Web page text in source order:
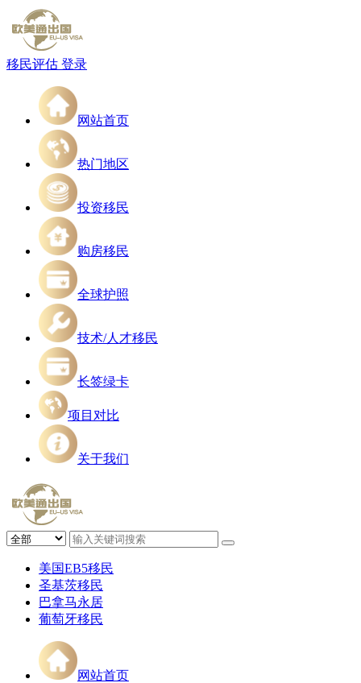
移民评估 登录
网站首页
热门地区
投资移民
购房移民
全球护照
技术/人才移民
长签绿卡
项目对比
关于我们
美国EB5移民
圣基茨移民
巴拿马永居
葡萄牙移民
网站首页